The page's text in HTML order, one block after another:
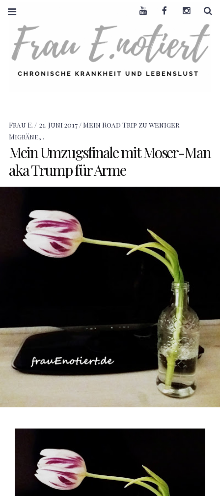
LEBENSLUST
Frau E. 21. Juni 2017 Mein Road Trip zu weniger
Migräne, .
Mein Umzugsfinale mit Moser-Man
aka Trump für Arme
Youtube Facebook